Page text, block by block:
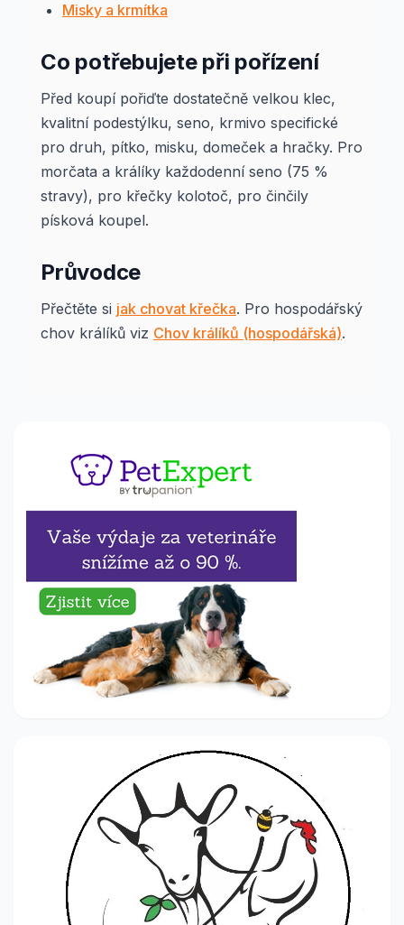
Misky a krmítka
Co potřebujete při pořízení
Před koupí pořiďte dostatečně velkou klec,
kvalitní podestýlku, seno, krmivo specifické
pro druh, pítko, misku, domeček a hračky. Pro
morčata a králíky každodenní seno (75 %
stravy), pro křečky kolotoč, pro činčily
písková koupel.
Průvodce
Přečtěte si jak chovat křečka. Pro hospodářský
chov králíků viz Chov králíků (hospodářská).